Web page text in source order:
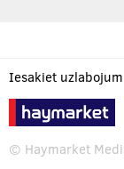
Iesakiet
© Haymarket